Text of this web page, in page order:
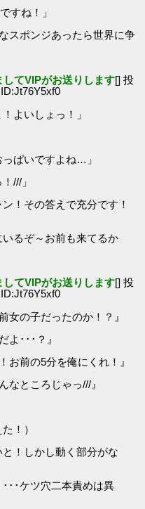
すね！」
スポンジあったら世界に争
してVIPがお送りします[] 投
よいしょっ！」
ぱいですよね…」
///」
！その答えで充分です！
るぞ～お前も来てるか
してVIPがお送りします[] 投
の子だったのか！？』
よ･･･？』
前の5分を俺にくれ！』
なところじゃっ///』
！）
！しかし動く部分がな
･･ケツ穴二本責めは異